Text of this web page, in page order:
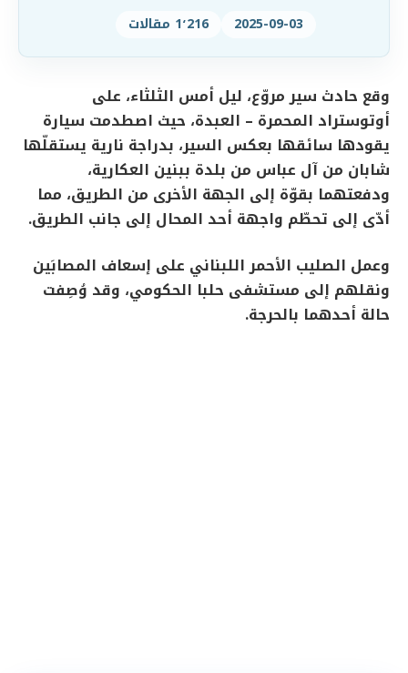
2025-09-03 1٬216 مقالات
وقع حادث سير مروّع، ليل أمس الثلثاء، على
أوتوستراد المحمرة – العبدة، حيث اصطدمت سيارة
يقودها سائقها بعكس السير، بدراجة نارية يستقلّها
شابان من آل عباس من بلدة ببنين العكارية،
ودفعتهما بقوّة إلى الجهة الأخرى من الطريق، مما
أدّى إلى تحطّم واجهة أحد المحال إلى جانب الطريق.
وعمل الصليب الأحمر اللبناني على إسعاف المصابَين
ونقلهم إلى مستشفى حلبا الحكومي، وقد وُصِفت
حالة أحدهما بالحرجة.